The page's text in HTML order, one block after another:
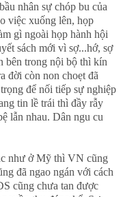
nhân sự chóp bu của
việc xuống lên, họp
gì ngoài họp hành hội
sách mới vì sợ...hớ, sợ
bên trong nội bộ thì kín
đời còn non choẹt đã
để nối tiếp sự nghiệp
tin lề trái thì đầy rẫy
lẫn nhau. Dân ngu cu
như ở Mỹ thì VN cũng
đã ngao ngán với cách
cũng chưa tan được